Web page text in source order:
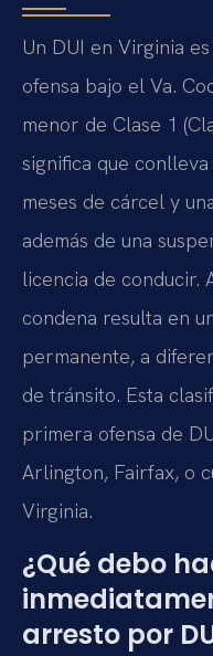
Un DUI en Virginia
ofensa bajo el Va.
menor de Clase 1 (
significa que
meses de cárcel y
además de una
licencia de conducir.
condena resulta en
permanente, a
de tránsito. Esta
primera ofensa de
Arlington, Fairfax, o
Virginia.
¿Qué debo
arresto por